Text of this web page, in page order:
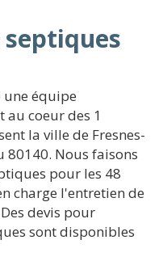
septiques
une équipe
au coeur des 1
la ville de Fresnes-
Nous faisons
pour les 48
charge l'entretien de
devis pour
sont disponibles